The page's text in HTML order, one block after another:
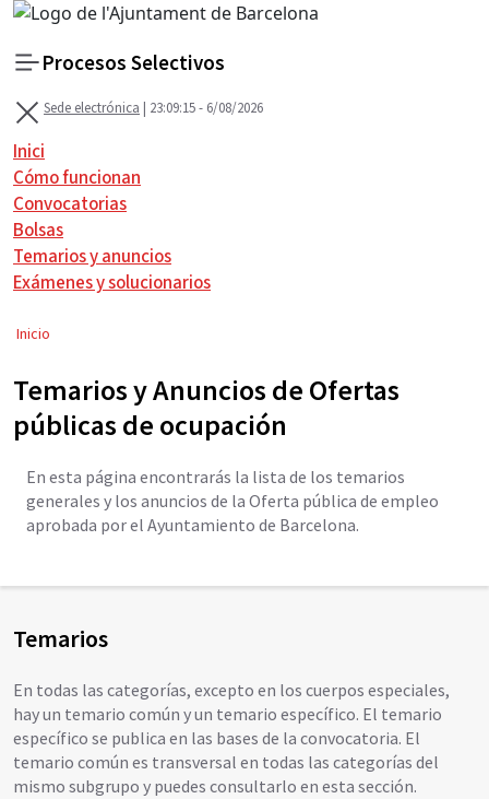
Menú
Procesos Selectivos
Sede electrónica | 23:09:15 - 6/08/2026
Inici
Cómo funcionan
Convocatorias
Bolsas
Temarios y anuncios
Exámenes y solucionarios
r
l
o
Inicio
Temarios y Anuncios de Ofertas
públicas de ocupación
En esta página encontrarás la lista de los temarios
generales y los anuncios de la Oferta pública de empleo
aprobada por el Ayuntamiento de Barcelona.
Temarios
En todas las categorías, excepto en los cuerpos especiales,
hay un temario común y un temario específico. El temario
específico se publica en las bases de la convocatoria. El
temario común es transversal en todas las categorías del
mismo subgrupo y puedes consultarlo en esta sección.